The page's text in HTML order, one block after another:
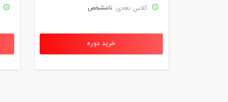
کلاس بعدی: نامشخص
خرید دوره